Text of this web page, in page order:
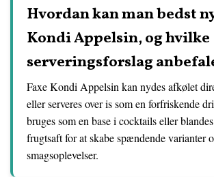
Hvordan kan man bedst
Kondi Appelsin, og hvilke
serveringsforslag
Faxe Kondi Appelsin kan nydes afkølet
eller serveres over is som en forfriskende
bruges som en base i cocktails eller
frugtsaft for at skabe spændende varianter
smagsoplevelser.